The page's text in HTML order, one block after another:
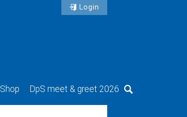
Login
Shop DpS meet & greet 2026 Suche